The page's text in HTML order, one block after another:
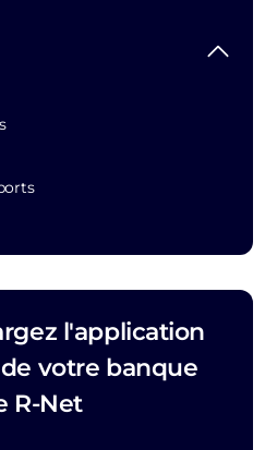
l'application
votre banque
R-Net